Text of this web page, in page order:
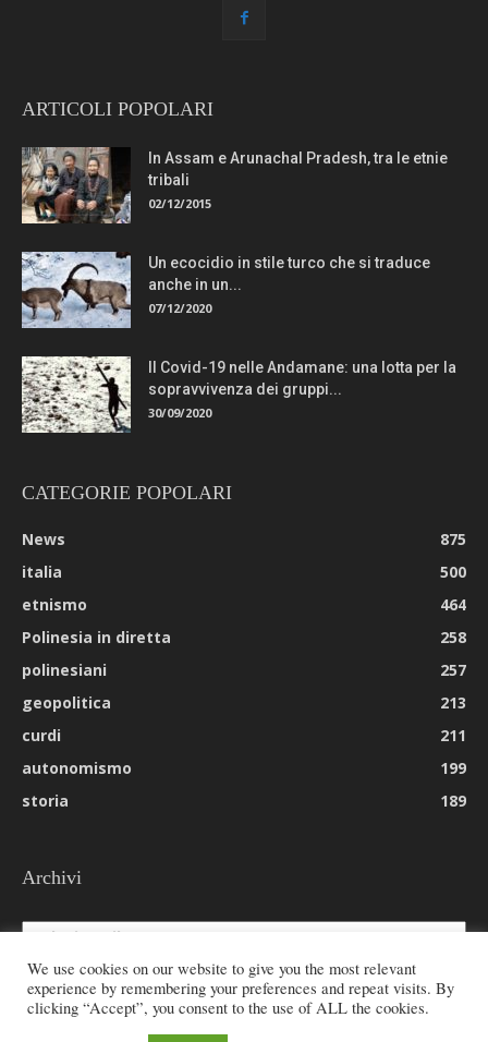
ARTICOLI POPOLARI
In Assam e Arunachal Pradesh, tra le etnie
tribali
02/12/2015
Un ecocidio in stile turco che si traduce
anche in un...
07/12/2020
Il Covid-19 nelle Andamane: una lotta per la
sopravvivenza dei gruppi...
30/09/2020
CATEGORIE POPOLARI
News
875
italia
500
etnismo
464
Polinesia in diretta
258
polinesiani
257
geopolitica
213
curdi
211
autonomismo
199
storia
189
Archivi
Archivi
We use cookies on our website to give you the most relevant
experience by remembering your preferences and repeat visits. By
clicking “Accept”, you consent to the use of ALL the cookies.